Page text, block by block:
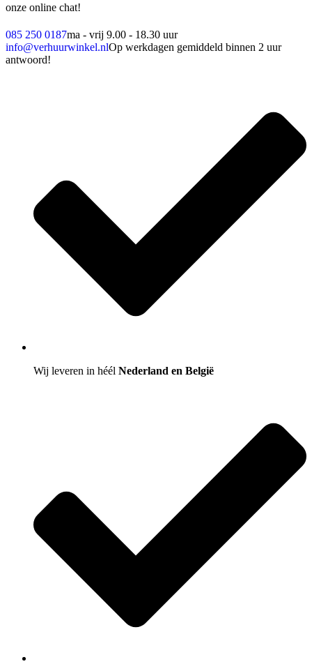
onze online chat!
085 250 0187ma - vrij 9.00 - 18.30 uur
info@verhuurwinkel.nlOp werkdagen gemiddeld binnen 2 uur
antwoord!
Wij leveren in héél Nederland en België